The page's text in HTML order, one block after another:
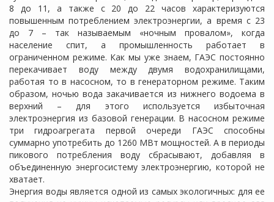
8 до 11, а также с 20 до 22 часов характеризуются
повышенным потреблением электроэнергии, а время с 23
до 7 – так называемым «ночным провалом», когда
население спит, а промышленность работает в
ограниченном режиме. Как мы уже знаем, ГАЭС постоянно
перекачивает воду между двумя водохранилищами,
работая то в насосном, то в генераторном режиме. Таким
образом, ночью вода закачивается из нижнего водоема в
верхний – для этого используется избыточная
электроэнергия из базовой генерации. В насосном режиме
три гидроагрегата первой очереди ГАЭС способны
суммарно употребить до 1260 МВт мощностей. А в периоды
пикового потребления воду сбрасывают, добавляя в
объединенную энергосистему электроэнергию, которой не
хватает.
Энергия воды является одной из самых экологичных: для ее